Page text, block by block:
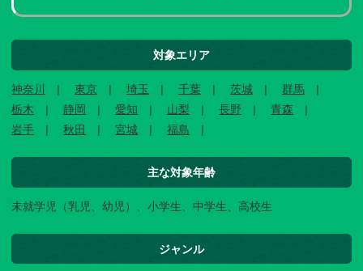
対象エリア
神奈川 東京 埼玉 千葉 茨城
群馬
栃木
静岡 愛知 山梨 長野
青森
岩手
秋田 宮城 福島
主な対象年齢
未就学児（乳児、幼児）、小学生、中学生、高校生
ジャンル